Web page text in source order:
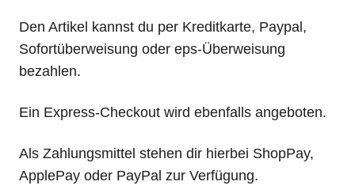
Den Artikel kannst du per Kreditkarte, Paypal,
Sofortüberweisung oder eps-Überweisung
bezahlen.
Ein Express-Checkout wird ebenfalls angeboten.
Als Zahlungsmittel stehen dir hierbei ShopPay,
ApplePay oder PayPal zur Verfügung.